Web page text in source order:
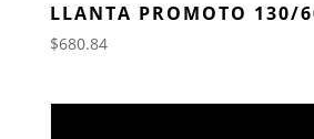
LLANTA PROMOTO 130/
$680.84